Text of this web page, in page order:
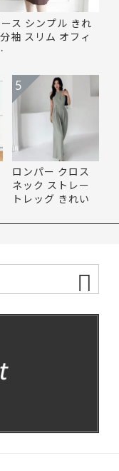
ス シンプル きれ
袖 スリム オフィ
ロンパー クロス
ネック ストレー
トレッグ きれい
5